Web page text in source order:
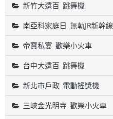
新竹大遠百_跳舞機
南亞科家庭日_無軌JR新幹線
帝寶私宴_歡樂小火車
台中大遠百_跳舞機
新北市戶政_電動搖獎機
三峽金光明寺_歡樂小火車